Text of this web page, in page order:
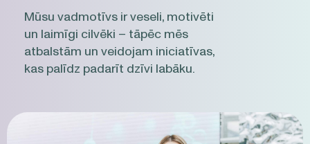
Mūsu vadmotīvs ir veseli, motivēti
un laimīgi cilvēki – tāpēc mēs
atbalstām un veidojam iniciatīvas,
kas palīdz padarīt dzīvi labāku.